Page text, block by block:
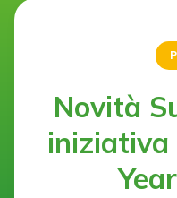
Novità
iniziativa